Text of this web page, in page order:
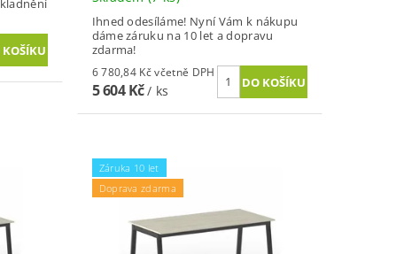
Ihned odesíláme! Nyní Vám k nákupu
dáme záruku na 10 let a dopravu
zdarma!
6 780,84 Kč včetně DPH
5 604 Kč/ ks
Záruka 10 let
Doprava zdarma